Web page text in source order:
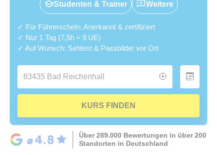
Studenten & Trainer Weitere
✓ Für Führerschein: Anerkannt & zertifiziert
✓ Nur 1 Tag (7,5h = 9 UE)
✓ Auf Wunsch: Sehtest & Passbilder vor Ort
KURS FINDEN
Über 289.000 Bewertungen in über 200
Standorten in Deutschland